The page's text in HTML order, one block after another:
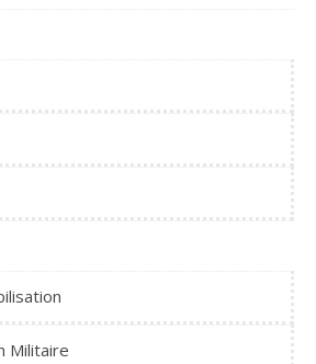
Militaire